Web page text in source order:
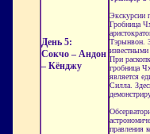
День 5:
Сокчо – Андон
– Кёнджу
Экскурсии
Гробница
Тэрынвон.
При
гробница
является
Силла.
правления